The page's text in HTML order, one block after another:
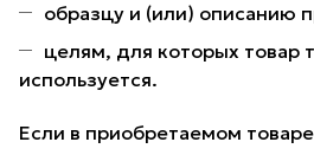
образцу и (или) описанию
целям, для которых товар
используется.
Если в приобретаемом